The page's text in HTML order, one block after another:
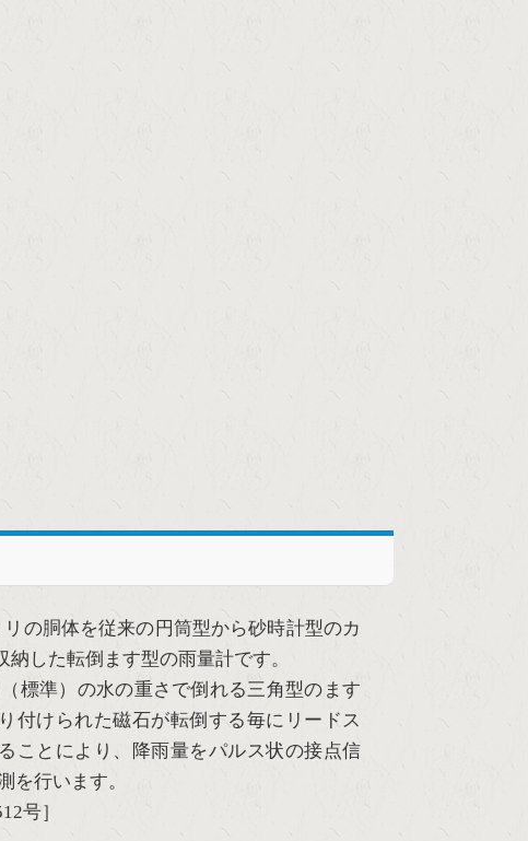
の胴体を従来の円筒型から砂時計型のカ
した転倒ます型の雨量計です。
標準）の水の重さで倒れる三角型のます
付けられた磁石が転倒する毎にリードス
ことにより、降雨量をパルス状の接点信
を行います。
号］